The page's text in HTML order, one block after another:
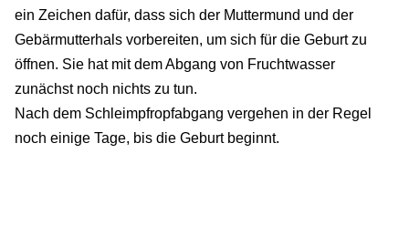
ein Zeichen dafür, dass sich der Muttermund und der
Gebärmutterhals vorbereiten, um sich für die Geburt zu
öffnen. Sie hat mit dem Abgang von Fruchtwasser
zunächst noch nichts zu tun.
Nach dem Schleimpfropfabgang vergehen in der Regel
noch einige Tage, bis die Geburt beginnt.